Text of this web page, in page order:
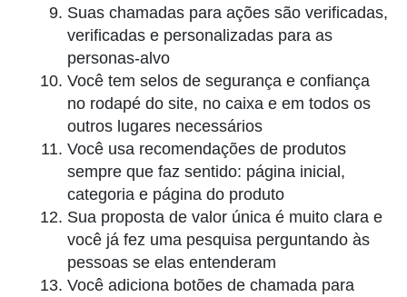
Suas chamadas para ações são verificadas,
verificadas e personalizadas para as
personas-alvo
Você tem selos de segurança e confiança
no rodapé do site, no caixa e em todos os
outros lugares necessários
Você usa recomendações de produtos
sempre que faz sentido: página inicial,
categoria e página do produto
Sua proposta de valor única é muito clara e
você já fez uma pesquisa perguntando às
pessoas se elas entenderam
Você adiciona botões de chamada para